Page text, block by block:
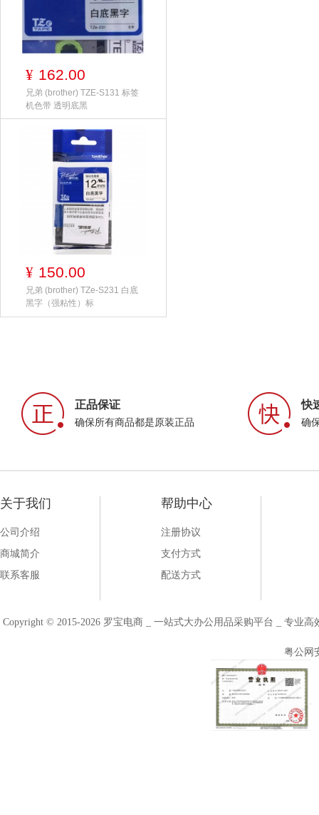
¥ 162.00
兄弟 (brother) TZE-S131 标签
机色带 透明底黑
¥ 150.00
兄弟 (brother) TZe-S231 白底
黑字（强粘性）标
正品保证
确保所有商品都是原装正品
快
确
关于我们
公司介绍
商城简介
联系客服
帮助中心
注册协议
支付方式
配送方式
Copyright © 2015-2026 罗宝电商 _ 一站式大办公用品采购平台 _ 专业
粤公网